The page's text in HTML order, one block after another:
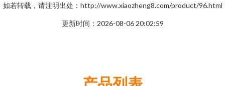
如若转载，请注明出处：http://www.xiaozheng8.com/product/96.html
更新时间：2026-08-06 20:02:59